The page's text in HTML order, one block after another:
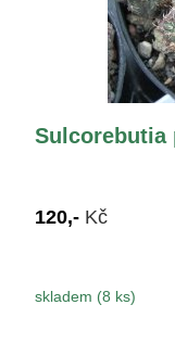
Sulcorebutia
120,- Kč
skladem (8 ks)